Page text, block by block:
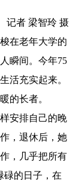
记者 梁智玲 摄
在老年大学的
瞬间。今年75
活充实起来。
的长者。
安排自己的晚
，退休后，她
，几乎把所有
碌的日子，在